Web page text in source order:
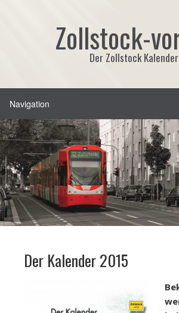
Zollstock-
Der Zollstock Kalender
Der Kalender 2015